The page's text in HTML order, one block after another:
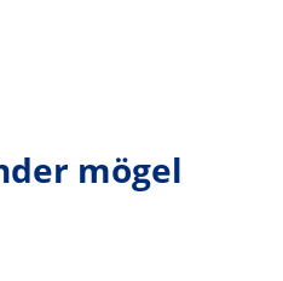
mögel